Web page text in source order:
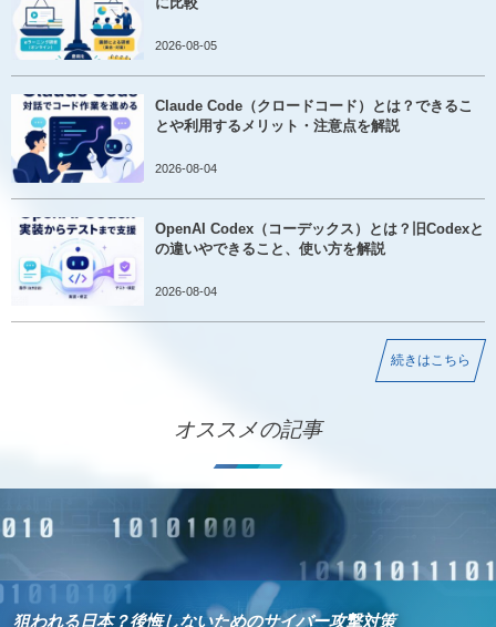
2026-08-05
Claude Code（クロードコード）とは？できるこ
とや利用するメリット・注意点を解説
2026-08-04
OpenAI Codex（コーデックス）とは？旧Codexと
の違いやできること、使い方を解説
2026-08-04
続きはこちら
オススメの記事
狙われる日本？後悔しないためのサイバー攻撃対策